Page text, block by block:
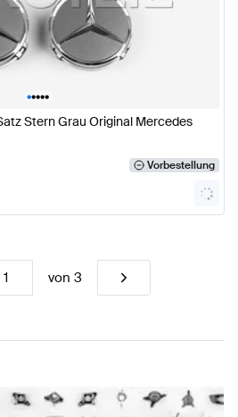
•••••
Stern Grau Original Mercedes
Vorbestellung
von 3